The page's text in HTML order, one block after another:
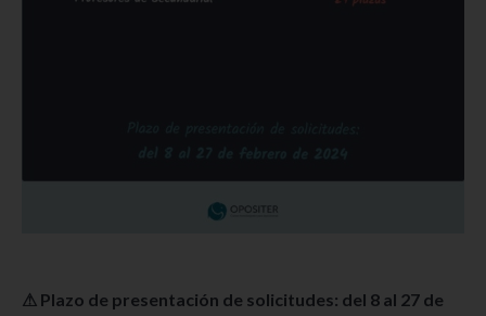
⚠ Plazo de presentación de solicitudes: del 8 al 27 de